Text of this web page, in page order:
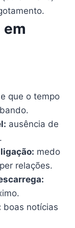
em
que o tempo
ausência de
medo
relações.
boas notícias